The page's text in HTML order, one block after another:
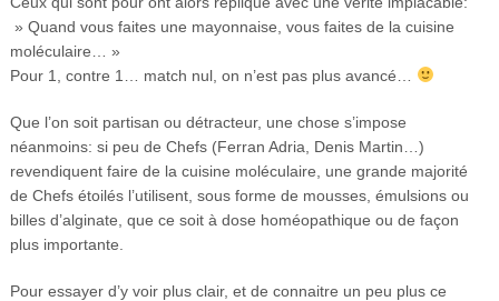
» Quand vous faites une mayonnaise, vous faites de la cuisine
moléculaire… »
Pour 1, contre 1… match nul, on n’est pas plus avancé…
Que l’on soit partisan ou détracteur, une chose s’impose
néanmoins: si peu de Chefs (Ferran Adria, Denis Martin…)
revendiquent faire de la cuisine moléculaire, une grande majorité
de Chefs étoilés l’utilisent, sous forme de mousses, émulsions ou
billes d’alginate, que ce soit à dose homéopathique ou de façon
plus importante.
Pour essayer d’y voir plus clair, et de connaitre un peu plus ce